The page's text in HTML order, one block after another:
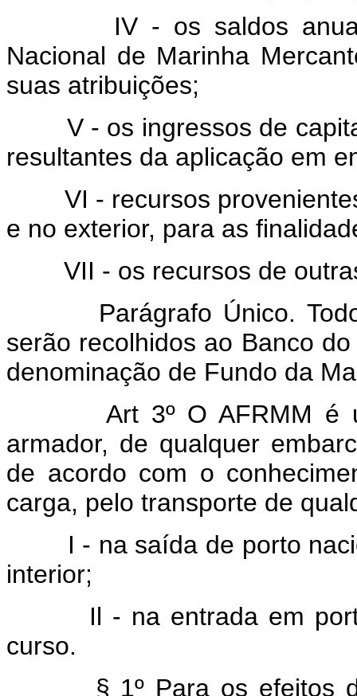
IV - os saldos anuais
Nacional de Marinha
suas atribuições;
V - os ingressos de
resultantes da aplicação em
VI - recursos provenientes
e no exterior, para as
VII - os recursos de
Parágrafo Único. Todos
serão recolhidos ao Banco
denominação de Fundo da
Art 3º O AFRMM é um
armador, de qualquer
de acordo com o
carga, pelo transporte de
I - na saída de porto
interior;
Il - na entrada em porto
curso.
§ 1º Para os efeitos